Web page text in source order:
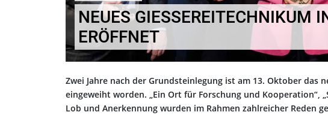
NEUES GIESSEREITECHNIKUM
RÖFFNET
Zwei Jahre nach der Grundsteinlegung ist am 13. Oktober das
eingeweiht worden. „Ein Ort für Forschung und Kooperation“,
Lob und Anerkennung wurden im Rahmen zahlreicher Reden